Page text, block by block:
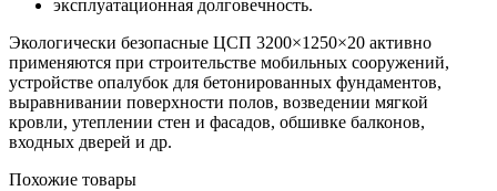
эксплуатационная долговечность.
Экологически безопасные ЦСП 3200×1250×20 активно
применяются при строительстве мобильных сооружений,
устройстве опалубок для бетонированных фундаментов,
выравнивании поверхности полов, возведении мягкой
кровли, утеплении стен и фасадов, обшивке балконов,
входных дверей и др.
Похожие товары